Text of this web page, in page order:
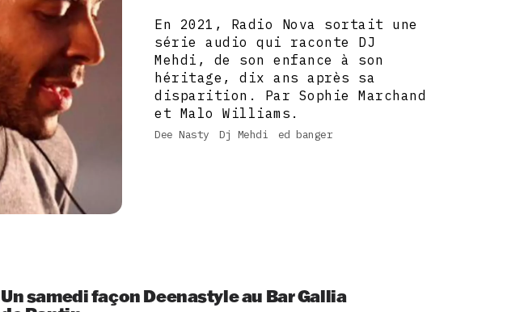
En 2021, Radio Nova sortait une
série audio qui raconte DJ
Mehdi, de son enfance à son
héritage, dix ans après sa
disparition. Par Sophie Marchand
et Malo Williams.
Dee Nasty Dj Mehdi ed banger
Un samedi façon Deenastyle au Bar Gallia